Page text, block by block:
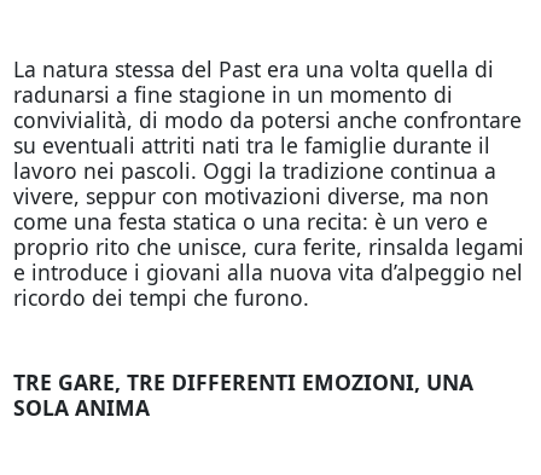
La natura stessa del Past era una volta quella di
radunarsi a fine stagione in un momento di
convivialità, di modo da potersi anche confrontare
su eventuali attriti nati tra le famiglie durante il
lavoro nei pascoli. Oggi la tradizione continua a
vivere, seppur con motivazioni diverse, ma non
come una festa statica o una recita: è un vero e
proprio rito che unisce, cura ferite, rinsalda legami
e introduce i giovani alla nuova vita d’alpeggio nel
ricordo dei tempi che furono.
TRE GARE, TRE DIFFERENTI EMOZIONI, UNA
SOLA ANIMA